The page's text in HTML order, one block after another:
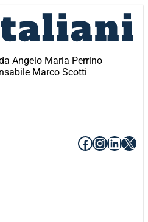
Angelo Maria Perrino
Marco Scotti
Facebook
X